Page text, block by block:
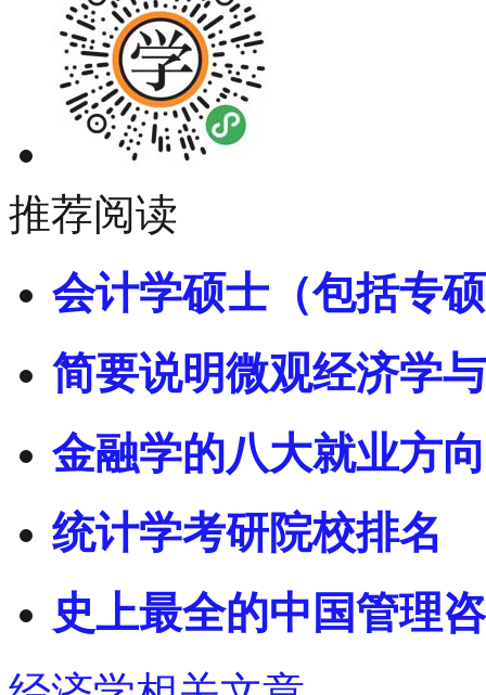
推荐阅读
会计学硕士（包括专
简要说明微观经济学
金融学的八大就业方
统计学考研院校排名
史上最全的中国管理